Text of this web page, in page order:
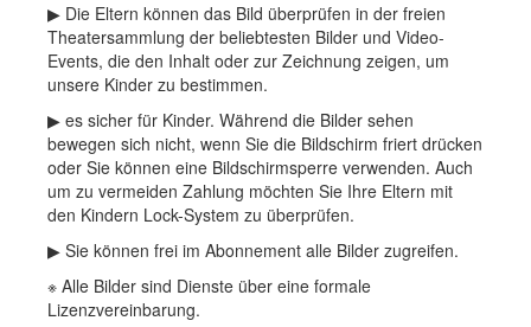
▶ Die Eltern können das Bild überprüfen in der freien
Theatersammlung der beliebtesten Bilder und Video-
Events, die den Inhalt oder zur Zeichnung zeigen, um
unsere Kinder zu bestimmen.
▶ es sicher für Kinder. Während die Bilder sehen
bewegen sich nicht, wenn Sie die Bildschirm friert drücken
oder Sie können eine Bildschirmsperre verwenden. Auch
um zu vermeiden Zahlung möchten Sie Ihre Eltern mit
den Kindern Lock-System zu überprüfen.
▶ Sie können frei im Abonnement alle Bilder zugreifen.
※ Alle Bilder sind Dienste über eine formale
Lizenzvereinbarung.